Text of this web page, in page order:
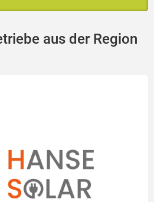
aus der Region